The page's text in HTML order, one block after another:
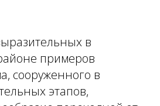
в
примеров
сооруженного в
этапов,